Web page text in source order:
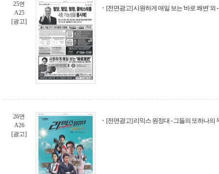
25면
A25
[광고]
[전면광고] 시원하게 매일 보는 '바로 쾌변' 외
26면
A26
[광고]
[전면광고] 리믹스 원정대 - 그들의 또하나의